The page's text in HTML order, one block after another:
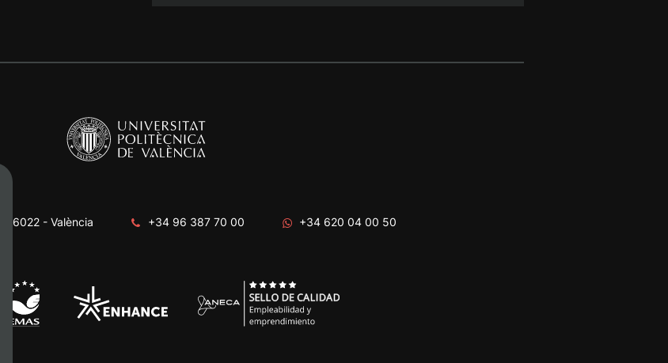
46022 - València +34 96 387 70 00 +34 620 04 00 50